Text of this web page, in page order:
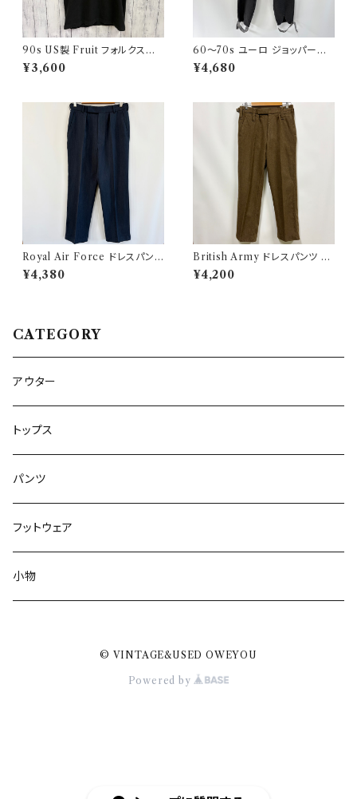
90s US製 Fruit フォルクスワ
ーゲン シングルステッチTシャツ
ヴィンテージTシャツ アド 企業
¥3,600
60〜70s ユーロ ジョッパーズ
パンツ ウールパンツ ヴィンテー
ジ 5
¥4,680
Royal Air Force ドレスパンツ
イギリス軍 スラックス ミリタリ
ーパンツ 8
¥4,380
British Army ドレスパンツ イ
ギリス軍 スラックス ミリタリー
パンツ ウールパンツ2
¥4,200
CATEGORY
アウター
トップス
パンツ
フットウェア
小物
© VINTAGE&USED OWEYOU
Powered by